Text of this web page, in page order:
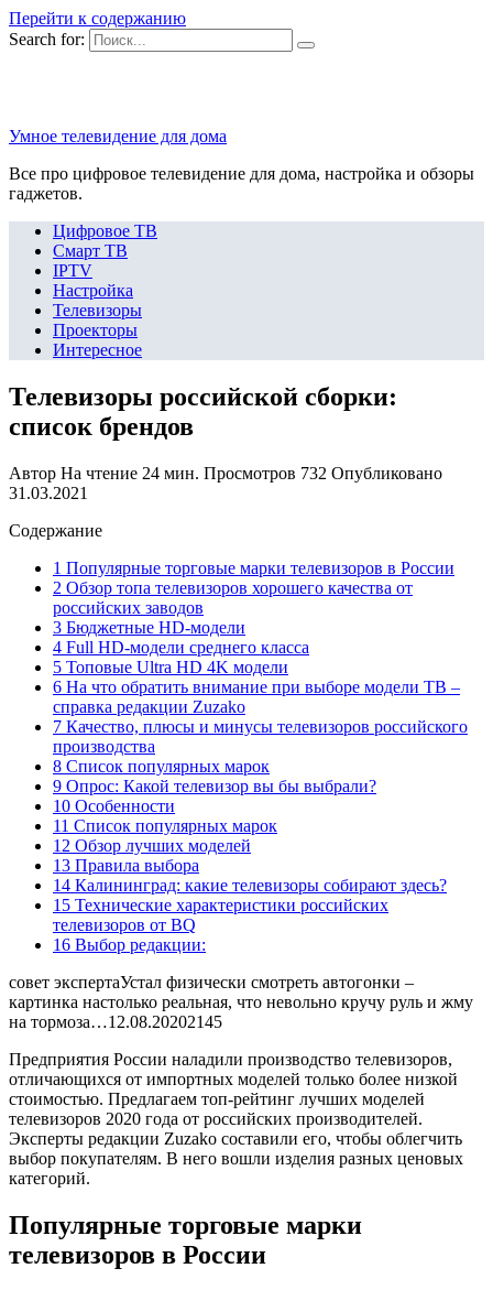
Перейти к содержанию
Search for:
Умное телевидение для дома
Все про цифровое телевидение для дома, настройка и обзоры
гаджетов.
Цифровое ТВ
Смарт ТВ
IPTV
Настройка
Телевизоры
Проекторы
Интересное
Телевизоры российской сборки:
список брендов
Автор На чтение 24 мин. Просмотров 732 Опубликовано
31.03.2021
Содержание
1 Популярные торговые марки телевизоров в России
2 Обзор топа телевизоров хорошего качества от
российских заводов
3 Бюджетные HD-модели
4 Full HD-модели среднего класса
5 Топовые Ultra HD 4K модели
6 На что обратить внимание при выборе модели ТВ –
справка редакции Zuzako
7 Качество, плюсы и минусы телевизоров российского
производства
8 Список популярных марок
9 Опрос: Какой телевизор вы бы выбрали?
10 Особенности
11 Список популярных марок
12 Обзор лучших моделей
13 Правила выбора
14 Калининград: какие телевизоры собирают здесь?
15 Технические характеристики российских
телевизоров от BQ
16 Выбор редакции:
совет экспертаУстал физически смотреть автогонки –
картинка настолько реальная, что невольно кручу руль и жму
на тормоза…12.08.20202145
Предприятия России наладили производство телевизоров,
отличающихся от импортных моделей только более низкой
стоимостью. Предлагаем топ-рейтинг лучших моделей
телевизоров 2020 года от российских производителей.
Эксперты редакции Zuzako составили его, чтобы облегчить
выбор покупателям. В него вошли изделия разных ценовых
категорий.
Популярные торговые марки
телевизоров в России